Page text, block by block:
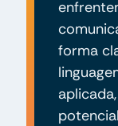
forma